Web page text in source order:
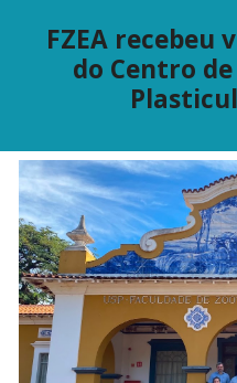
FZEA
do Centro